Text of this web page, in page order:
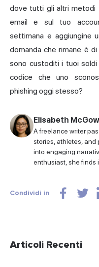
dove tutti gli altri metodi
email e sul tuo
settimana e aggiungine
domanda che rimane è
sono custoditi i tuoi
codice che uno
phishing oggi stesso?
Elisabeth
A freelance writer
stories, athletes, and
into engaging
enthusiast, she finds
Condividi in
Articoli Recenti